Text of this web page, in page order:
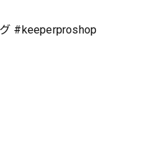
#keeperproshop